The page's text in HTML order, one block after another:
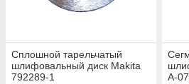
Сплошной тарельчатый
шлифовальный диск Makita
792289-1
A-